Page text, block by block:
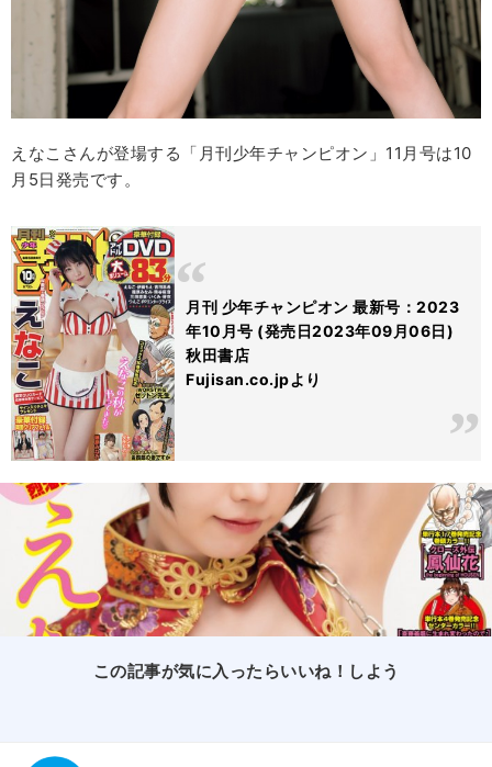
えなこさんが登場する「月刊少年チャンピオン」11月号は10
月5日発売です。
月刊 少年チャンピオン 最新号：2023
年10月号 (発売日2023年09月06日)
秋田書店
Fujisan.co.jpより
この記事が気に入ったらいいね！しよう